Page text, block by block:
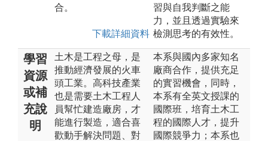
合。
下載詳細資料
習與自我判斷之能
力，並且透過實驗來
檢測思考的有效性。
學習
資源
或補
充說
明
土木是工程之母，是
推動經濟發展的火車
頭工業。高科技產業
也是需要土木工程人
員幫忙建造廠房，才
能進行製造，適合喜
歡動手解決問題、對
本系與國內多家知名
廠商合作，提供充足
的實習機會，同時，
本系有全英文授課的
國際班，培育土木工
程的國際人才，提升
國際競爭力；本系也